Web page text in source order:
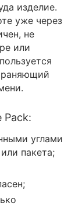
изделие.
уже через
не
или
Pack:
углами
пакета;